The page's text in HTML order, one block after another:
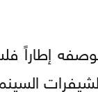
إطاراً